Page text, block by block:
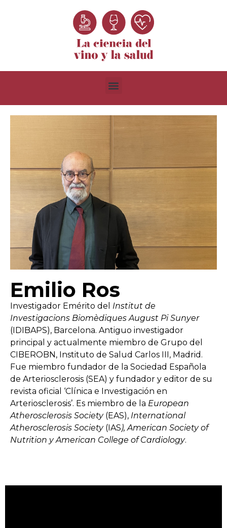
Emilio Ros
Investigador Emérito del Institut de
Investigacions Biomèdiques August Pi Sunyer
(IDIBAPS), Barcelona. Antiguo investigador
principal y actualmente miembro de Grupo del
CIBEROBN, Instituto de Salud Carlos III, Madrid.
Fue miembro fundador de la Sociedad Española
de Arteriosclerosis (SEA) y fundador y editor de su
revista oficial ‘Clínica e Investigación en
Arteriosclerosis’. Es miembro de la European
Atherosclerosis Society(EAS), International
Atherosclerosis Society(IAS), American Society of
Nutrition y American College of Cardiology.